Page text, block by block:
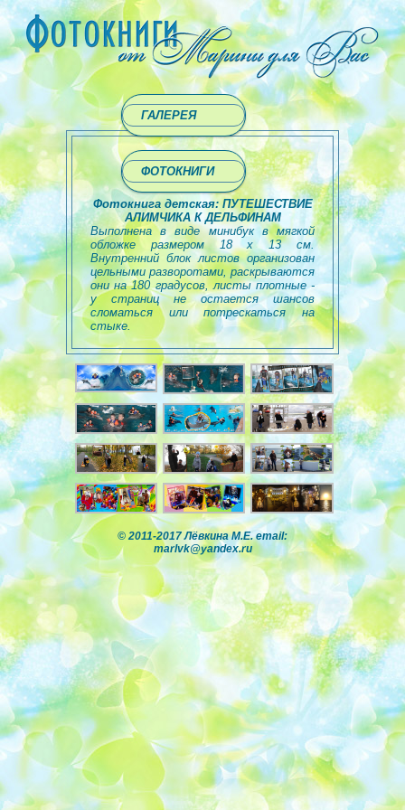
ГАЛЕРЕЯ
ФОТОКНИГИ
Фотокнига детская: ПУТЕШЕСТВИЕ
АЛИМЧИКА К ДЕЛЬФИНАМ
Выполнена в виде минибук в мягкой
обложке размером 18 х 13 см.
Внутренний блок листов организован
цельными разворотами, раскрываются
они на 180 градусов, листы плотные -
у страниц не остается шансов
сломаться или потрескаться на
стыке.
© 2011-2017 Лёвкина М.Е. email:
marlvk@yandex.ru